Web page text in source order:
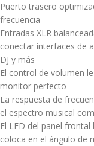
Puerto trasero
frecuencia
Entradas XLR
conectar interfaces de
DJ y más
El control de volumen
monitor perfecto
La respuesta de
el espectro musical
El LED del panel
coloca en el ángulo de